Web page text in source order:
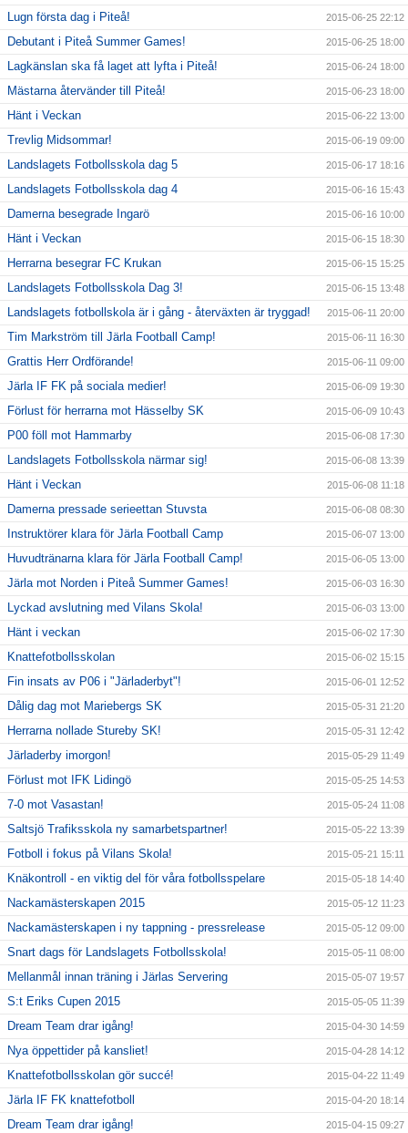
Lugn första dag i Piteå! 2015-06-25 22:12
Debutant i Piteå Summer Games! 2015-06-25 18:00
Lagkänslan ska få laget att lyfta i Piteå! 2015-06-24 18:00
Mästarna återvänder till Piteå! 2015-06-23 18:00
Hänt i Veckan 2015-06-22 13:00
Trevlig Midsommar! 2015-06-19 09:00
Landslagets Fotbollsskola dag 5 2015-06-17 18:16
Landslagets Fotbollsskola dag 4 2015-06-16 15:43
Damerna besegrade Ingarö 2015-06-16 10:00
Hänt i Veckan 2015-06-15 18:30
Herrarna besegrar FC Krukan 2015-06-15 15:25
Landslagets Fotbollsskola Dag 3! 2015-06-15 13:48
Landslagets fotbollskola är i gång - återväxten är tryggad! 2015-06-11 20:00
Tim Markström till Järla Football Camp! 2015-06-11 16:30
Grattis Herr Ordförande! 2015-06-11 09:00
Järla IF FK på sociala medier! 2015-06-09 19:30
Förlust för herrarna mot Hässelby SK 2015-06-09 10:43
P00 föll mot Hammarby 2015-06-08 17:30
Landslagets Fotbollsskola närmar sig! 2015-06-08 13:39
Hänt i Veckan 2015-06-08 11:18
Damerna pressade serieettan Stuvsta 2015-06-08 08:30
Instruktörer klara för Järla Football Camp 2015-06-07 13:00
Huvudtränarna klara för Järla Football Camp! 2015-06-05 13:00
Järla mot Norden i Piteå Summer Games! 2015-06-03 16:30
Lyckad avslutning med Vilans Skola! 2015-06-03 13:00
Hänt i veckan 2015-06-02 17:30
Knattefotbollsskolan 2015-06-02 15:15
Fin insats av P06 i "Järladerbyt"! 2015-06-01 12:52
Dålig dag mot Mariebergs SK 2015-05-31 21:20
Herrarna nollade Stureby SK! 2015-05-31 12:42
Järladerby imorgon! 2015-05-29 11:49
Förlust mot IFK Lidingö 2015-05-25 14:53
7-0 mot Vasastan! 2015-05-24 11:08
Saltsjö Trafiksskola ny samarbetspartner! 2015-05-22 13:39
Fotboll i fokus på Vilans Skola! 2015-05-21 15:11
Knäkontroll - en viktig del för våra fotbollsspelare 2015-05-18 14:40
Nackamästerskapen 2015 2015-05-12 11:23
Nackamästerskapen i ny tappning - pressrelease 2015-05-12 09:00
Snart dags för Landslagets Fotbollsskola! 2015-05-11 08:00
Mellanmål innan träning i Järlas Servering 2015-05-07 19:57
S:t Eriks Cupen 2015 2015-05-05 11:39
Dream Team drar igång! 2015-04-30 14:59
Nya öppettider på kansliet! 2015-04-28 14:12
Knattefotbollsskolan gör succé! 2015-04-22 11:49
Järla IF FK knattefotboll 2015-04-20 18:14
Dream Team drar igång! 2015-04-15 09:27